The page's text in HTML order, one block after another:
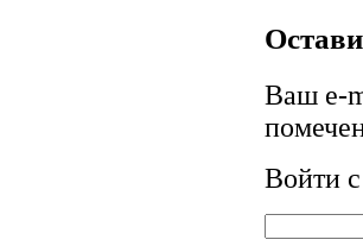
Ваш e-
Войти